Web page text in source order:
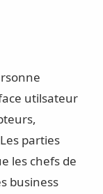
utilsateur
parties
les chefs de
business